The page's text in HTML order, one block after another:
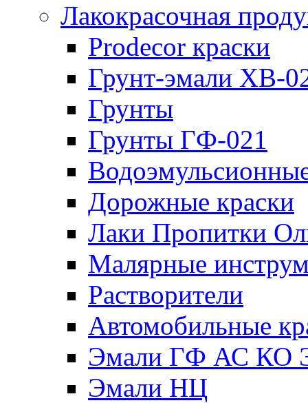
Лакокрасочная
Prodecor краски
Грунт-эмали ХВ-
Грунты
Грунты ГФ-021
Дорожные краски
Лаки Пропитки
Малярные
Растворители
Автомобильные
Эмали ГФ АС КО
Эмали НЦ